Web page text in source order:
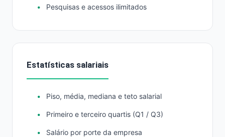
Pesquisas e acessos ilimitados
Estatísticas salariais
Piso, média, mediana e teto salarial
Primeiro e terceiro quartis (Q1 / Q3)
Salário por porte da empresa